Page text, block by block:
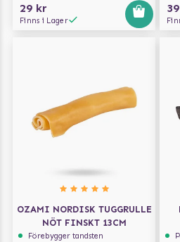
29 kr
Finns i Lager
OZAMI NORDISK TUGGRULLE
NÖT FINSKT 13CM
Förebygger tandsten